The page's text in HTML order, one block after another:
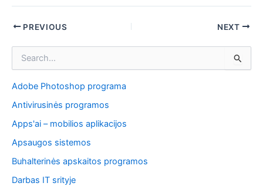
PostPREVIOUS NEXT
k
t
Adobe Photoshop programa
Antivirusinės programos
Apps'ai – mobilios aplikacijos
Apsaugos sistemos
Buhalterinės apskaitos programos
Darbas IT srityje